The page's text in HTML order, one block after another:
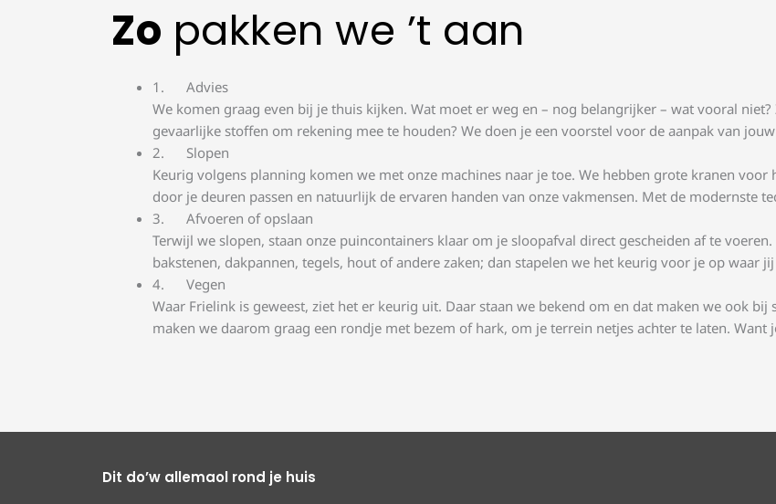
Zo pakken we ’t aan
Advies
We komen graag even bij je thuis kijken. Wat moet er weg en – nog belangrijker – wat vooral
gevaarlijke stoffen om rekening mee te houden? We doen je een voorstel voor de aanpak van
Slopen
Keurig volgens planning komen we met onze machines naar je toe. We hebben grote kranen
door je deuren passen en natuurlijk de ervaren handen van onze vakmensen. Met de modernste
Afvoeren of opslaan
Terwijl we slopen, staan onze puincontainers klaar om je sloopafval direct gescheiden af te
bakstenen, dakpannen, tegels, hout of andere zaken; dan stapelen we het keurig voor je op waar
Vegen
Waar Frielink is geweest, ziet het er keurig uit. Daar staan we bekend om en dat maken we ook
maken we daarom graag een rondje met bezem of hark, om je terrein netjes achter te laten. Want
Dit do’w allemaol rond je huis